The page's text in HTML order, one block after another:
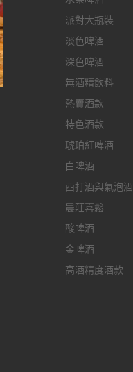
派對大瓶裝
淡色啤酒
深色啤酒
無酒精飲料
熱賣酒款
特色酒款
琥珀紅啤酒
白啤酒
西打酒與氣泡酒
農莊喜鬆
酸啤酒
金啤酒
高酒精度酒款